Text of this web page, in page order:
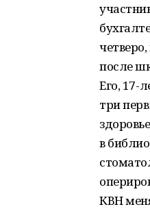
после
Его, 17-
три
в
КВН